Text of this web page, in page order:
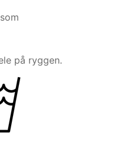
på ryggen.